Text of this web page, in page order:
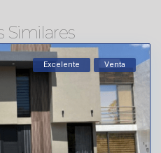
Similares
Excelente Venta